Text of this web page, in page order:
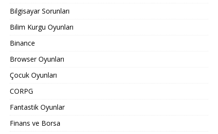
Bilgisayar Sorunları
Bilim Kurgu Oyunları
Binance
Browser Oyunları
Çocuk Oyunları
CORPG
Fantastik Oyunlar
Finans ve Borsa